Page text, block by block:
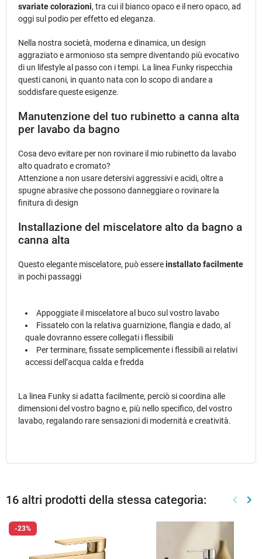
svariate colorazioni, tra cui il bianco opaco e il nero opaco, ad
oggi sul podio per effetto ed eleganza.
Nella nostra società, moderna e dinamica, un design
aggraziato e armonioso sta sempre diventando più evocativo
di un lifestyle al passo con i tempi. La linea Funky rispecchia
questi canoni, in quanto nata con lo scopo di andare a
soddisfare queste esigenze.
Manutenzione del tuo rubinetto a canna alta
per lavabo da bagno
Cosa devo evitare per non rovinare il mio rubinetto da lavabo
alto quadrato e cromato?
Attenzione a non usare detersivi aggressivi e acidi, oltre a
spugne abrasive che possono danneggiare o rovinare la
finitura di design
Installazione del miscelatore alto da bagno a
canna alta
Questo elegante miscelatore, può essereinstallato facilmente
in pochi passaggi
Appoggiate il miscelatore al buco sul vostro lavabo
Fissatelo con la relativa guarnizione, flangia e dado, al
quale dovranno essere collegati i flessibili
Per terminare, fissate semplicemente i flessibili ai relativi
accessi dell’acqua calda e fredda
La linea Funky si adatta facilmente, perciò si coordina alle
dimensioni del vostro bagno e, più nello specifico, del vostro
lavabo, regalando rare sensazioni di modernità e creatività.
16 altri prodotti della stessa categoria: keyboard_arrow_left keyboard_arrow_right
-23%